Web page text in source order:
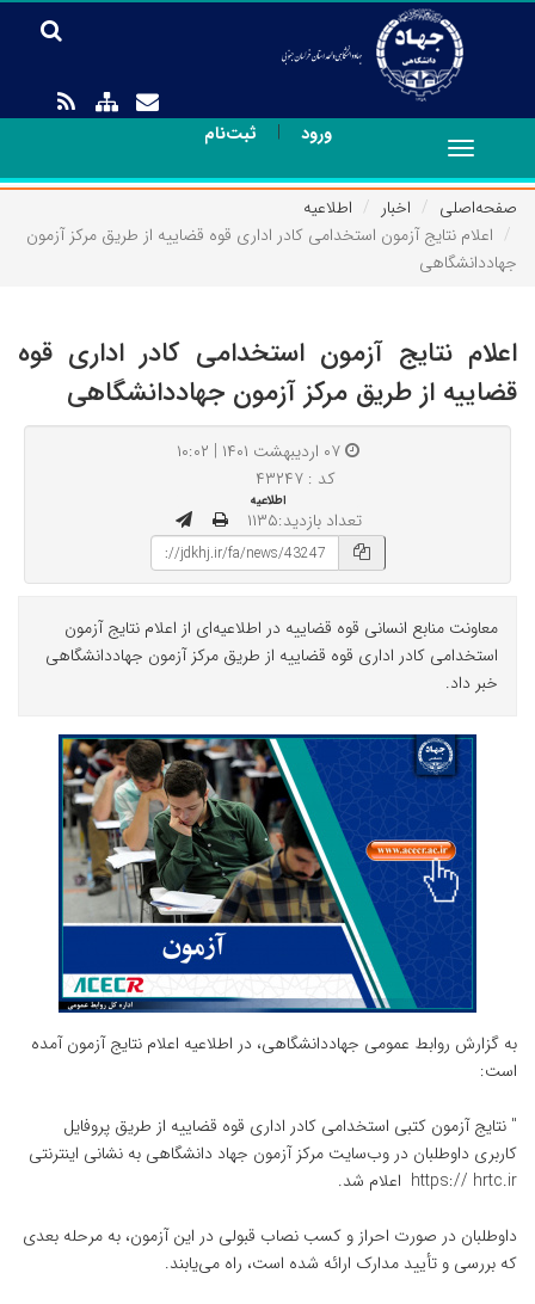
ورود | ثبت‌نام
Toggle
navigation
صفحه‌اصلی
اخبار
اطلاعیه
اعلام نتایج آزمون استخدامی کادر اداری قوه قضاییه از طریق مرکز آزمون
جهاددانشگاهی
اعلام نتایج آزمون استخدامی کادر اداری قوه
قضاییه از طریق مرکز آزمون جهاددانشگاهی
۰۷ اردیبهشت ۱۴۰۱ | ۱۰:۰۲
کد : ۴۳۲۴۷
اطلاعیه
تعداد بازدید:۱۱۳۵
معاونت منابع انسانی قوه قضاییه در اطلاعیه‌ای از اعلام نتایج آزمون
استخدامی کادر اداری قوه قضاییه از طریق مرکز آزمون جهاددانشگاهی
خبر داد.
به گزارش روابط عمومی جهاددانشگاهی، در اطلاعیه اعلام نتایج آزمون آمده
است:
" نتایج آزمون کتبی استخدامی کادر اداری قوه قضاییه از طریق پروفایل
کاربری داوطلبان در وب‌سایت مرکز آزمون جهاد دانشگاهی به نشانی اینترنتی
https:// hrtc.ir اعلام شد.
داوطلبان در صورت احراز و کسب نصاب قبولی در این آزمون، به مرحله بعدی
که بررسی و تأیید مدارک ارائه شده است، راه می‌یابند.